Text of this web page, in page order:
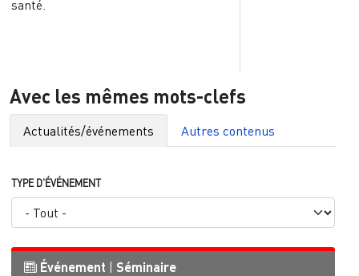
santé.
Avec les mêmes mots-clefs
Actualités/événements Autres contenus
TYPE D'ÉVÉNEMENT
Événement Séminaire